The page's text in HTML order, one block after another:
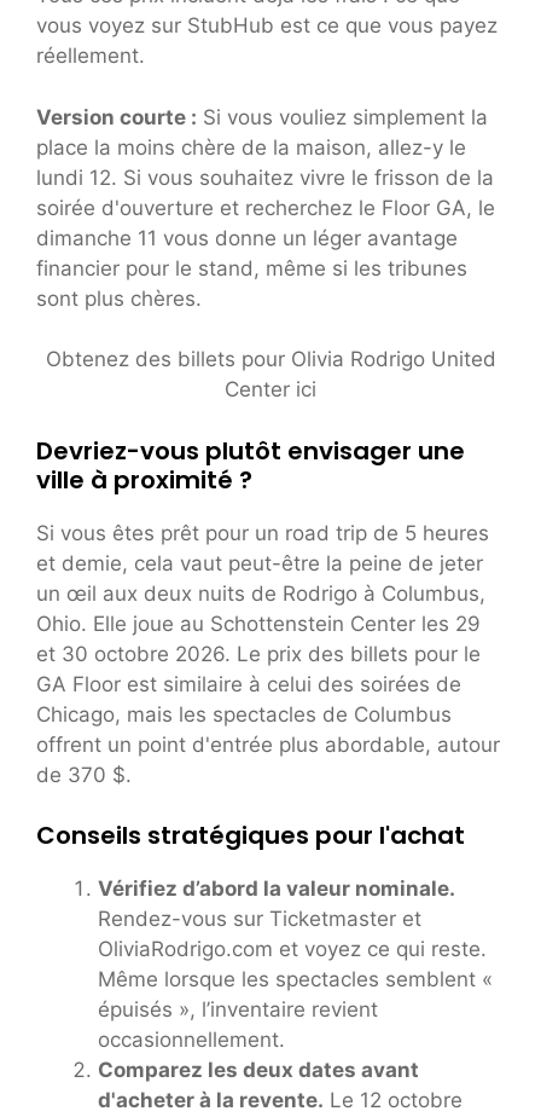
vous voyez sur StubHub est ce que vous payez
réellement.
Version courte : Si vous vouliez simplement la
place la moins chère de la maison, allez-y le
lundi 12. Si vous souhaitez vivre le frisson de la
soirée d'ouverture et recherchez le Floor GA, le
dimanche 11 vous donne un léger avantage
financier pour le stand, même si les tribunes
sont plus chères.
Obtenez des billets pour Olivia Rodrigo United
Center ici
Devriez-vous plutôt envisager une
ville à proximité ?
Si vous êtes prêt pour un road trip de 5 heures
et demie, cela vaut peut-être la peine de jeter
un œil aux deux nuits de Rodrigo à Columbus,
Ohio. Elle joue au Schottenstein Center les 29
et 30 octobre 2026. Le prix des billets pour le
GA Floor est similaire à celui des soirées de
Chicago, mais les spectacles de Columbus
offrent un point d'entrée plus abordable, autour
de 370 $.
Conseils stratégiques pour l'achat
Vérifiez d’abord la valeur nominale.
Rendez-vous sur Ticketmaster et
OliviaRodrigo.com et voyez ce qui reste.
Même lorsque les spectacles semblent «
épuisés », l’inventaire revient
occasionnellement.
Comparez les deux dates avant
d'acheter à la revente. Le 12 octobre